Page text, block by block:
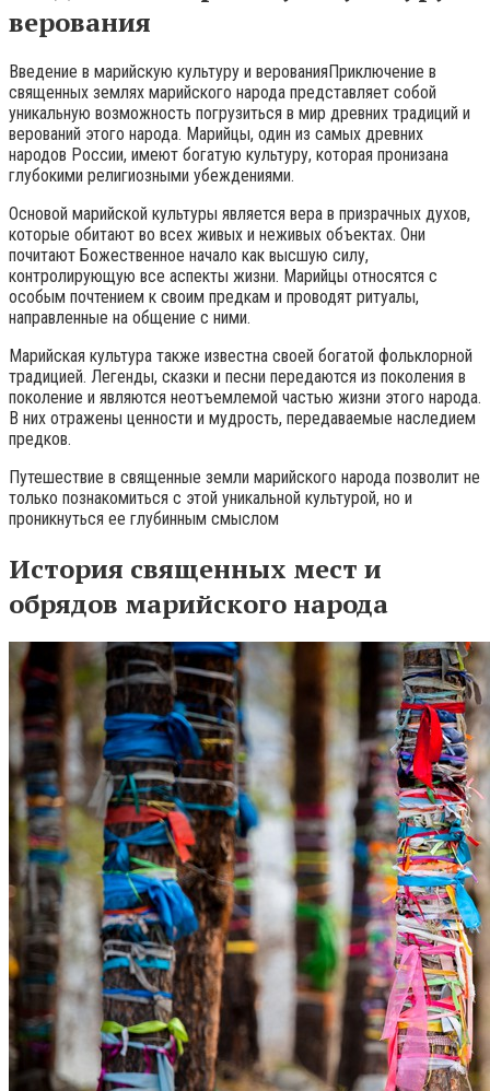
верования
Введение в марийскую культуру и верованияПриключение в
священных землях марийского народа представляет собой
уникальную возможность погрузиться в мир древних традиций и
верований этого народа. Марийцы, один из самых древних
народов России, имеют богатую культуру, которая пронизана
глубокими религиозными убеждениями.
Основой марийской культуры является вера в призрачных духов,
которые обитают во всех живых и неживых объектах. Они
почитают Божественное начало как высшую силу,
контролирующую все аспекты жизни. Марийцы относятся с
особым почтением к своим предкам и проводят ритуалы,
направленные на общение с ними.
Марийская культура также известна своей богатой фольклорной
традицией. Легенды, сказки и песни передаются из поколения в
поколение и являются неотъемлемой частью жизни этого народа.
В них отражены ценности и мудрость, передаваемые наследием
предков.
Путешествие в священные земли марийского народа позволит не
только познакомиться с этой уникальной культурой, но и
проникнуться ее глубинным смыслом
История священных мест и
обрядов марийского народа